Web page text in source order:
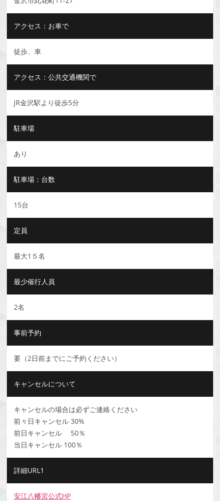
アクセス：お車で
徒歩、車
アクセス：公共交通機関で
JR金沢駅より徒歩5分
駐車場
あり
駐車場：台数
15台
定員
最大1５名
最少催行人員
2名
事前予約
要（2日前までにご予約ください）
キャンセルについて
キャンセルの場合は必ずご連絡ください
前々日キャンセル 30%
前日キャンセル 50％
当日キャンセル 100％
詳細URL1
安江八幡宮公式HP